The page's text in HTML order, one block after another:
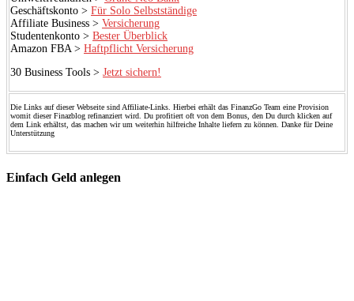
Geschäftskonto > Für Solo Selbstständige
Affiliate Business > Versicherung
Studentenkonto > Bester Überblick
Amazon FBA > Haftpflicht Versicherung
30 Business Tools > Jetzt sichern!
Die Links auf dieser Webseite sind Affiliate-Links. Hierbei erhält das FinanzGo Team eine Provision
womit dieser Finazblog refinanziert wird. Du profitiert oft von dem Bonus, den Du durch klicken auf
dem Link erhältst, das machen wir um weiterhin hilfreiche Inhalte liefern zu können. Danke für Deine
Unterstützung
Einfach Geld anlegen